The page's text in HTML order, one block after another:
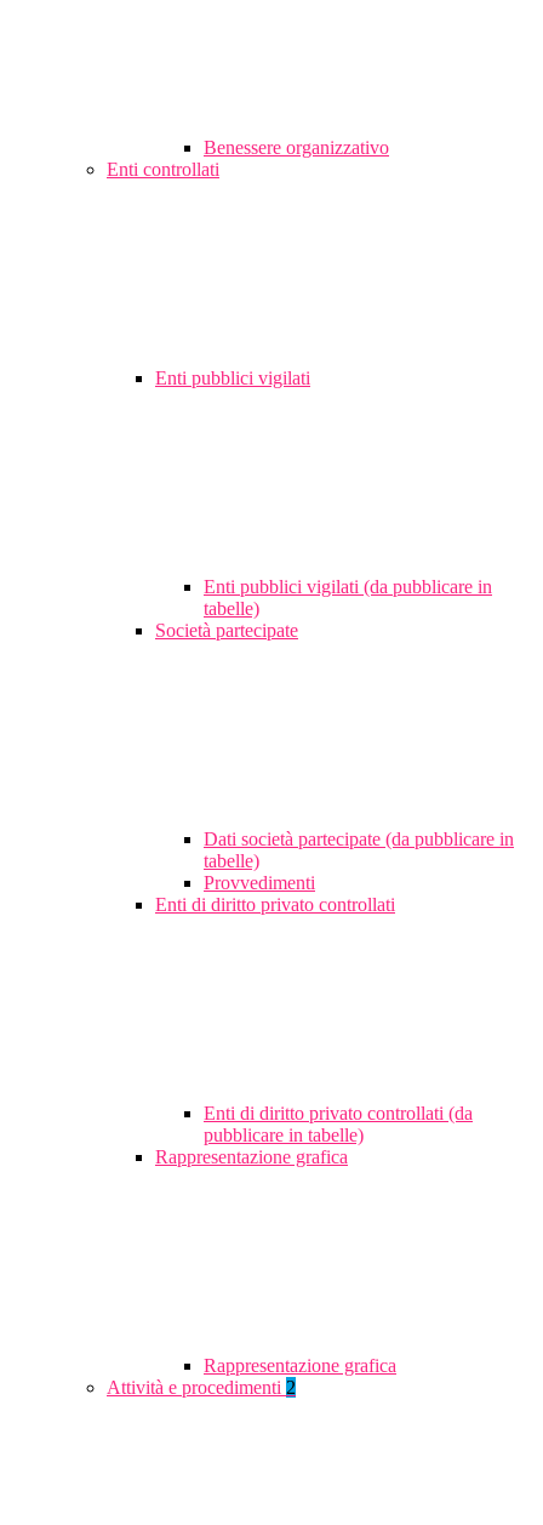
Benessere organizzativo
Enti controllati
Enti pubblici vigilati
Enti pubblici vigilati (da pubblicare in
tabelle)
Società partecipate
Dati società partecipate (da pubblicare in
tabelle)
Provvedimenti
Enti di diritto privato controllati
Enti di diritto privato controllati (da
pubblicare in tabelle)
Rappresentazione grafica
Rappresentazione grafica
Attività e procedimenti 2